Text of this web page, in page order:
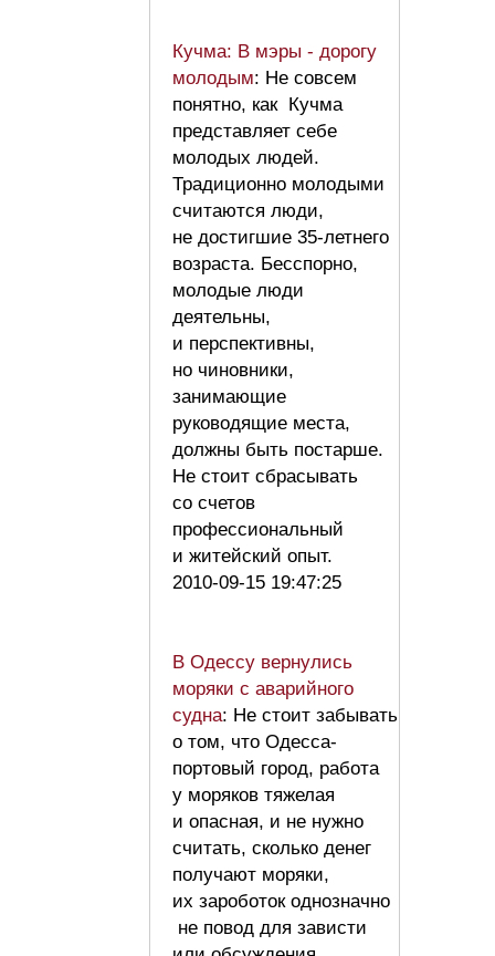
Кучма: В мэры - дорогу
молодым: Не совсем
понятно, как Кучма
представляет себе
молодых людей.
Традиционно молодыми
считаются люди,
не достигшие 35-летнего
возраста. Бесспорно,
молодые люди
деятельны,
и перспективны,
но чиновники,
занимающие
руководящие места,
должны быть постарше.
Не стоит сбрасывать
со счетов
профессиональный
и житейский опыт.
2010-09-15 19:47:25
В Одессу вернулись
моряки с аварийного
судна: Не стоит забывать
о том, что Одесса-
портовый город, работа
у моряков тяжелая
и опасная, и не нужно
считать, сколько денег
получают моряки,
их зароботок однозначно
не повод для зависти